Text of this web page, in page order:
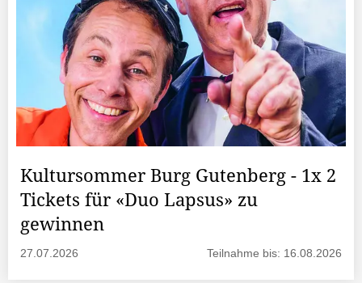
Kultursommer Burg Gutenberg - 1x 2
Tickets für «Duo Lapsus» zu
gewinnen
27.07.2026 Teilnahme bis: 16.08.2026